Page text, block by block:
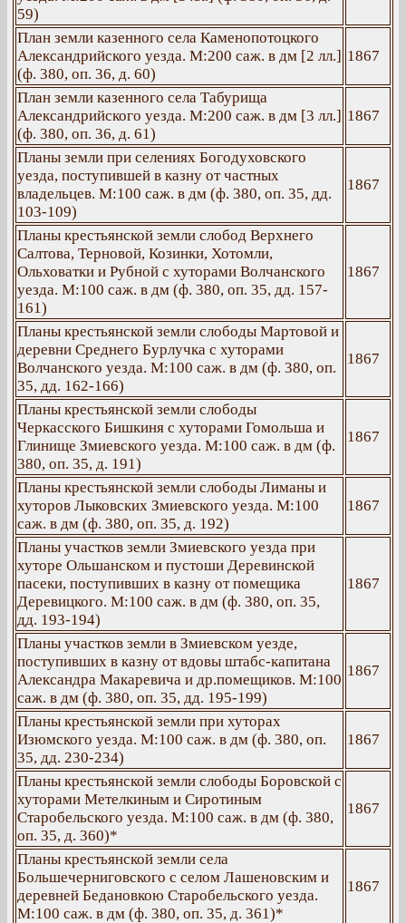
59)
План земли казенного села Каменопотоцкого
Александрийского уезда. М:200 саж. в дм [2 лл.]
(ф. 380, оп. 36, д. 60)
1867
План земли казенного села Табурища
Александрийского уезда. М:200 саж. в дм [3 лл.]
(ф. 380, оп. 36, д. 61)
1867
Планы земли при селениях Богодуховского
уезда, поступившей в казну от частных
владельцев. М:100 саж. в дм (ф. 380, оп. 35, дд.
103-109)
1867
Планы крестьянской земли слобод Верхнего
Салтова, Терновой, Козинки, Хотомли,
Ольховатки и Рубной с хуторами Волчанского
уезда. М:100 саж. в дм (ф. 380, оп. 35, дд. 157-
161)
1867
Планы крестьянской земли слободы Мартовой и
деревни Среднего Бурлучка с хуторами
Волчанского уезда. М:100 саж. в дм (ф. 380, оп.
35, дд. 162-166)
1867
Планы крестьянской земли слободы
Черкасского Бишкиня с хуторами Гомольша и
Глинище Змиевского уезда. М:100 саж. в дм (ф.
380, оп. 35, д. 191)
1867
Планы крестьянской земли слободы Лиманы и
хуторов Лыковских Змиевского уезда. М:100
саж. в дм (ф. 380, оп. 35, д. 192)
1867
Планы участков земли Змиевского уезда при
хуторе Ольшанском и пустоши Деревинской
пасеки, поступивших в казну от помещика
Деревицкого. М:100 саж. в дм (ф. 380, оп. 35,
дд. 193-194)
1867
Планы участков земли в Змиевском уезде,
поступивших в казну от вдовы штабс-капитана
Александра Макаревича и др.помещиков. М:100
саж. в дм (ф. 380, оп. 35, дд. 195-199)
1867
Планы крестьянской земли при хуторах
Изюмского уезда. М:100 саж. в дм (ф. 380, оп.
35, дд. 230-234)
1867
Планы крестьянской земли слободы Боровской с
хуторами Метелкиным и Сиротиным
Старобельского уезда. М:100 саж. в дм (ф. 380,
оп. 35, д. 360)*
1867
Планы крестьянской земли села
Большечерниговского с селом Лашеновским и
деревней Бедановкою Старобельского уезда.
М:100 саж. в дм (ф. 380, оп. 35, д. 361)*
1867